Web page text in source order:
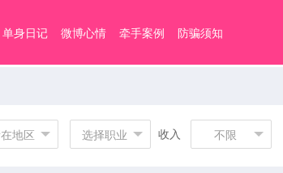
单身日记 微博心情 牵手案例 防骗须知
地区 选择职业 收入 不限